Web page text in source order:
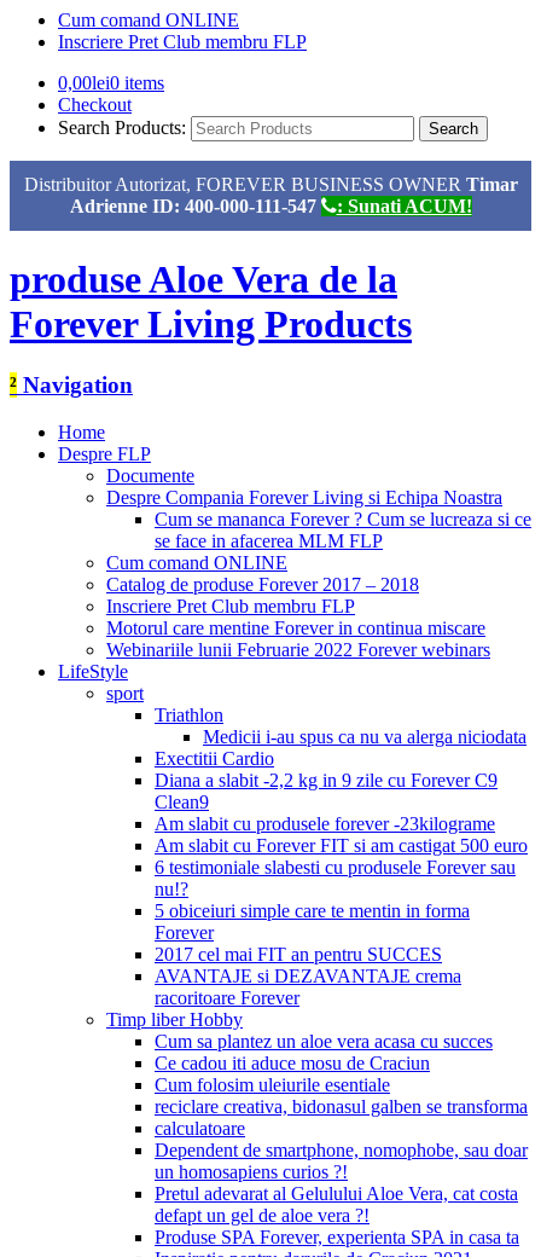
Cum comand ONLINE
Inscriere Pret Club membru FLP
0,00lei0 items
Checkout
Search Products:
Distribuitor Autorizat, FOREVER BUSINESS OWNER Timar
Adrienne ID: 400-000-111-547
: Sunati ACUM!
produse Aloe Vera de la
Forever Living Products
² Navigation
Home
Despre FLP
Documente
Despre Compania Forever Living si Echipa Noastra
Cum se mananca Forever ? Cum se lucreaza si ce
se face in afacerea MLM FLP
Cum comand ONLINE
Catalog de produse Forever 2017 – 2018
Inscriere Pret Club membru FLP
Motorul care mentine Forever in continua miscare
Webinariile lunii Februarie 2022 Forever webinars
LifeStyle
sport
Triathlon
Medicii i-au spus ca nu va alerga niciodata
Exectitii Cardio
Diana a slabit -2,2 kg in 9 zile cu Forever C9
Clean9
Am slabit cu produsele forever -23kilograme
Am slabit cu Forever FIT si am castigat 500 euro
6 testimoniale slabesti cu produsele Forever sau
nu!?
5 obiceiuri simple care te mentin in forma
Forever
2017 cel mai FIT an pentru SUCCES
AVANTAJE si DEZAVANTAJE crema
racoritoare Forever
Timp liber Hobby
Cum sa plantez un aloe vera acasa cu succes
Ce cadou iti aduce mosu de Craciun
Cum folosim uleiurile esentiale
reciclare creativa, bidonasul galben se transforma
calculatoare
Dependent de smartphone, nomophobe, sau doar
un homosapiens curios ?!
Pretul adevarat al Gelulului Aloe Vera, cat costa
defapt un gel de aloe vera ?!
Produse SPA Forever, experienta SPA in casa ta